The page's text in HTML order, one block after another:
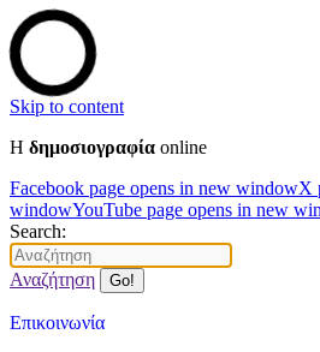
Skip to content
Η δημοσιογραφία online
Facebook page opens in new windowX
windowYouTube page opens in new
Search:
Αναζήτηση
Επικοινωνία